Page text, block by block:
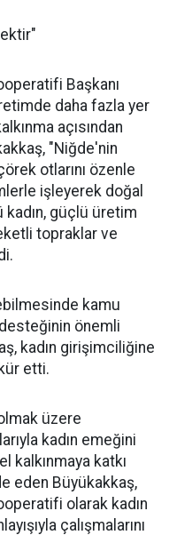
Başkanı
daha fazla yer
açısından
"Niğde'nin
otlarını özenle
işleyerek doğal
güçlü üretim
topraklar ve
kamu
önemli
kadın girişimciliğine
etti.
üzere
kadın emeğini
kalkınmaya katkı
eden Büyükakkaş,
olarak kadın
çalışmalarını